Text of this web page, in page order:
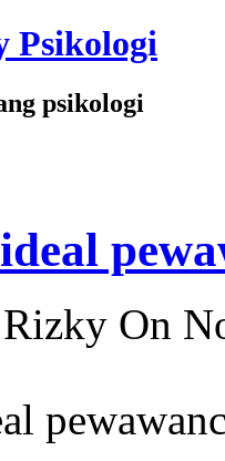
Psikologi
psikologi
On